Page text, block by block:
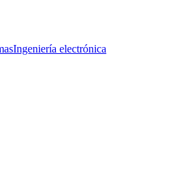
Ingeniería electrónica